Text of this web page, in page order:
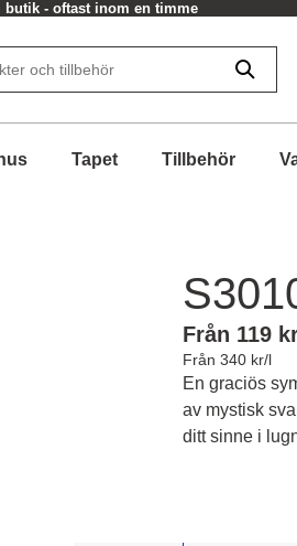
butik - oftast inom en timme
Tapet Tillbehör
Från 119
Från 340 kr/l
En graciös
av mystisk
ditt sinne i